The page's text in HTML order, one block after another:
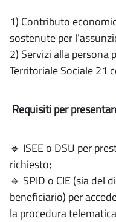
1) Contributo
sostenute per
2) Servizi alla persona
Territoriale Sociale 21
Requisiti per
🔹 ISEE o DSU per
richiesto;
🔹 SPID o CIE (sia del
beneficiario) per
la procedura